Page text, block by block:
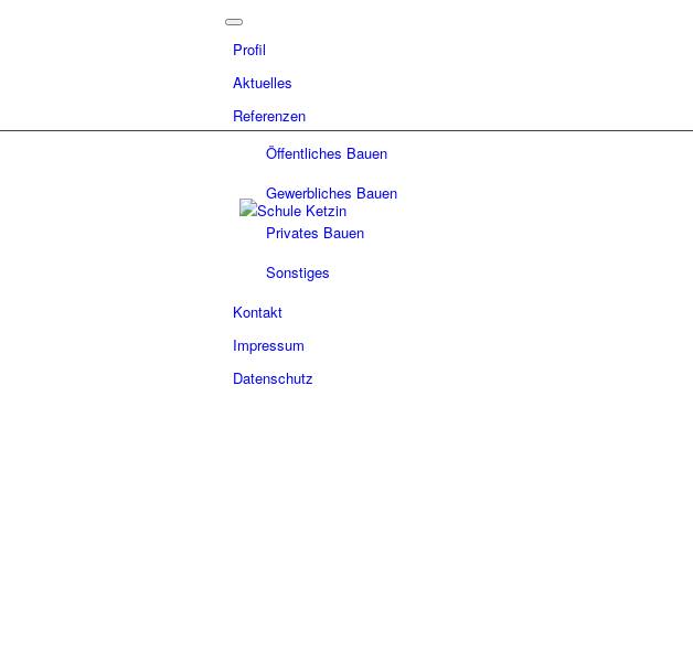
Profil
Aktuelles
Referenzen
Öffentliches Bauen
Gewerbliches Bauen
Privates Bauen
Sonstiges
Kontakt
Impressum
Datenschutz